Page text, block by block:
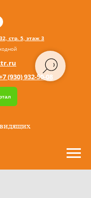
стр. 5, этаж 3
(930) 932-50-08